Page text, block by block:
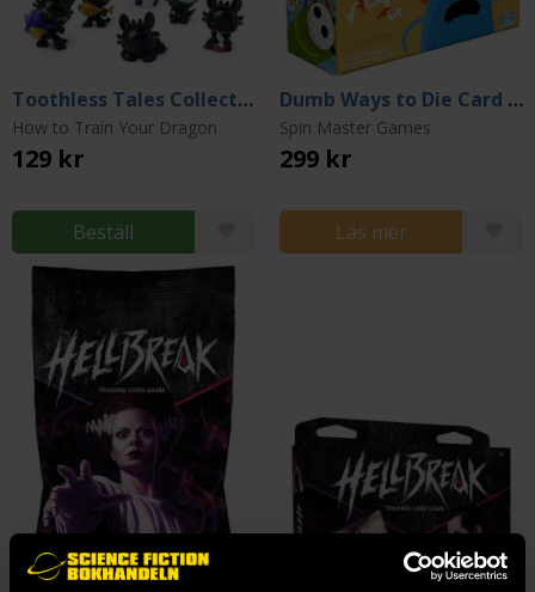
Toothless Tales Collectible Dragon Figures (Blind Pack)
How to Train Your Dragon
129 kr
Beställ
Dumb Ways to Die Card Game
Spin Master Games
299 kr
Läs mer